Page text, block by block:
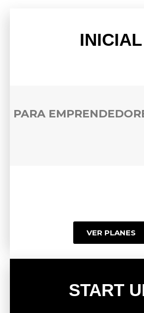
INICIAL
PARA
VER PLANES
START